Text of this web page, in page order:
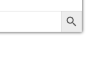
Search Button